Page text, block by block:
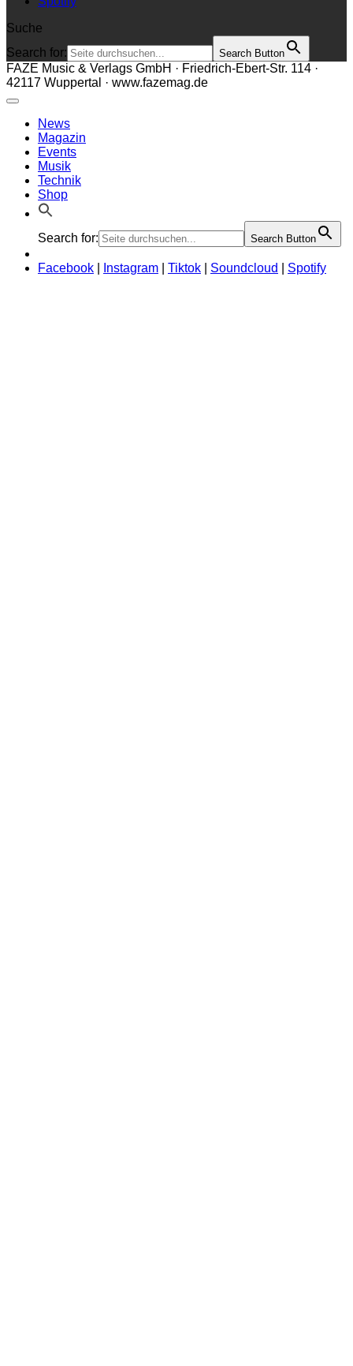
Suche
Search for:
Search Button
FAZE Music & Verlags GmbH · Friedrich-Ebert-Str. 114 ·
42117 Wuppertal · www.fazemag.de
News
Magazin
Events
Musik
Technik
Shop
Search for: Search Button
Facebook Instagram Tiktok Soundcloud Spotify